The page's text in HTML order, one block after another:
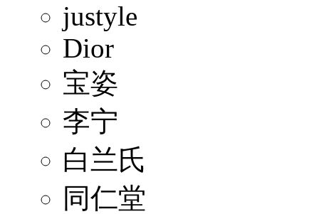
justyle
Dior
宝姿
李宁
白兰氏
同仁堂